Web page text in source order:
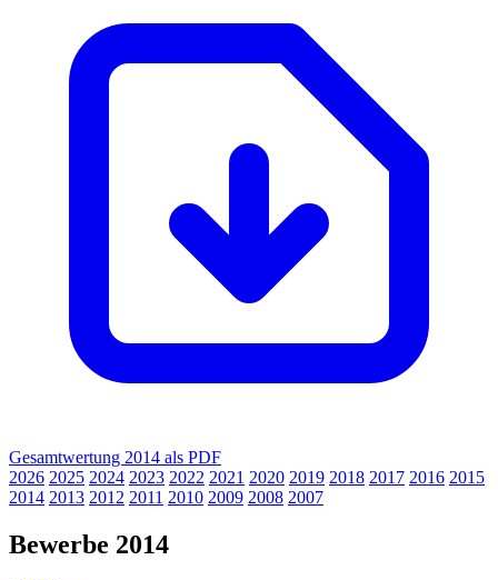
Gesamtwertung 2014 als PDF
2026 2025 2024 2023 2022 2021 2020 2019 2018 2017 2016 2015
2014 2013 2012 2011 2010 2009 2008 2007
Bewerbe 2014